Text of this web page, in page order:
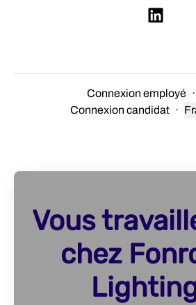
Connexion employé ·
Connexion candidat ·
Vous
chez